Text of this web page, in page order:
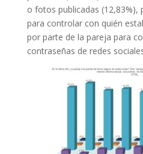
o fotos publicadas
para controlar con quién
por parte de la pareja para
contraseñas de redes